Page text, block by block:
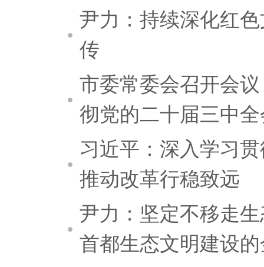
尹力：持续深化红
传
市委常委会召开会
彻党的二十届三中
习近平：深入学习
推动改革行稳致远
尹力：坚定不移走
首都生态文明建设